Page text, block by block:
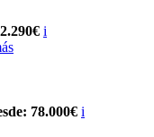
i
78.000€ i